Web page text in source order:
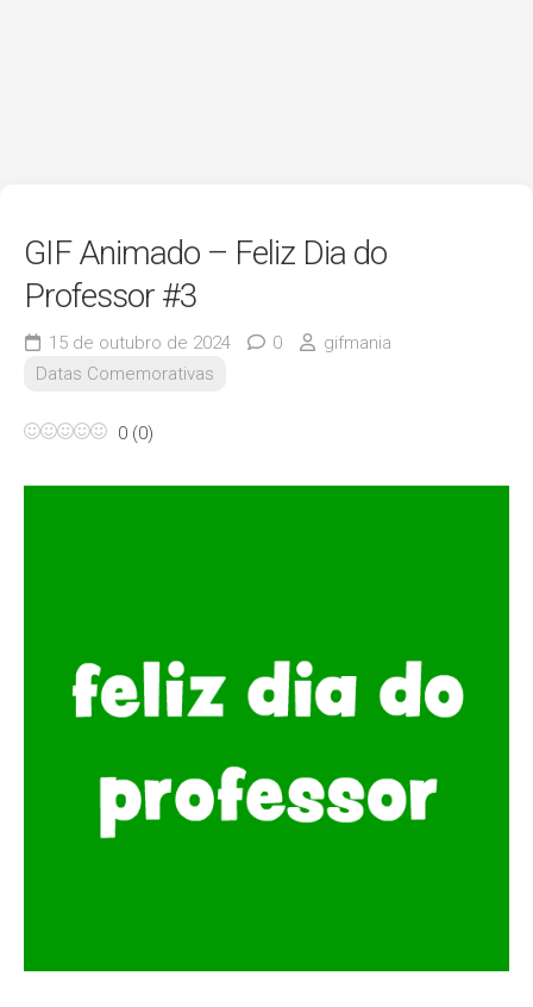
GIF Animado – Feliz Dia do
Professor #3
15 de outubro de 2024 0
gifmania
Datas Comemorativas
0 (0)